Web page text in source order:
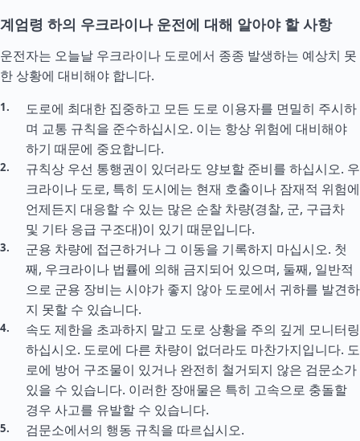
계엄령 하의 우크라이나 운전에 대해 알아야 할 사항
운전자는 오늘날 우크라이나 도로에서 종종 발생하는 예상치 못
한 상황에 대비해야 합니다.
도로에 최대한 집중하고 모든 도로 이용자를 면밀히 주시하
며 교통 규칙을 준수하십시오. 이는 항상 위험에 대비해야
하기 때문에 중요합니다.
규칙상 우선 통행권이 있더라도 양보할 준비를 하십시오. 우
크라이나 도로, 특히 도시에는 현재 호출이나 잠재적 위험에
언제든지 대응할 수 있는 많은 순찰 차량(경찰, 군, 구급차
및 기타 응급 구조대)이 있기 때문입니다.
군용 차량에 접근하거나 그 이동을 기록하지 마십시오. 첫
째, 우크라이나 법률에 의해 금지되어 있으며, 둘째, 일반적
으로 군용 장비는 시야가 좋지 않아 도로에서 귀하를 발견하
지 못할 수 있습니다.
속도 제한을 초과하지 말고 도로 상황을 주의 깊게 모니터링
하십시오. 도로에 다른 차량이 없더라도 마찬가지입니다. 도
로에 방어 구조물이 있거나 완전히 철거되지 않은 검문소가
있을 수 있습니다. 이러한 장애물은 특히 고속으로 충돌할
경우 사고를 유발할 수 있습니다.
검문소에서의 행동 규칙을 따르십시오.